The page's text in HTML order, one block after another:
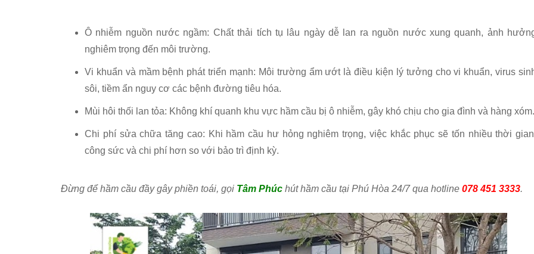
Ô nhiễm nguồn nước ngầm: Chất thải tích tụ lâu ngày dễ lan ra nguồn nước xung quanh, ảnh
nghiêm trọng đến môi trường.
Vi khuẩn và mầm bệnh phát triển mạnh: Môi trường ẩm ướt là điều kiện lý tưởng cho vi khuẩn, virus
sôi, tiềm ẩn nguy cơ các bệnh đường tiêu hóa.
Mùi hôi thối lan tỏa: Không khí quanh khu vực hầm cầu bị ô nhiễm, gây khó chịu cho gia đình và hàng xóm.
Chi phí sửa chữa tăng cao: Khi hầm cầu hư hỏng nghiêm trọng, việc khắc phục sẽ tốn nhiều thời
công sức và chi phí hơn so với bảo trì định kỳ.
Đừng để hầm cầu đầy gây phiền toái, gọi Tâm Phúc hút hầm cầu tại Phú Hòa 24/7 qua hotline 078 451 3333.